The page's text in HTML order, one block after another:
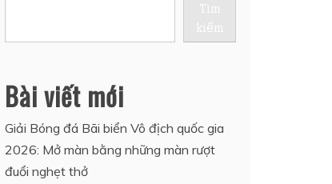
Tìm
kiếm
Bài viết mới
Giải Bóng đá Bãi biển Vô địch quốc gia
2026: Mở màn bằng những màn rượt
đuổi nghẹt thở